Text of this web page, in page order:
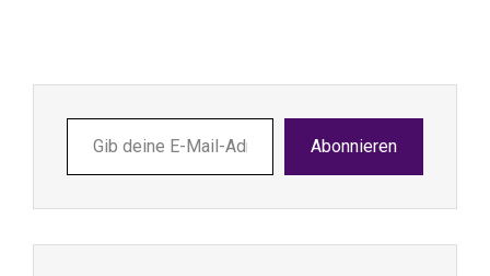
deine
E-
ein ...
Abonnieren